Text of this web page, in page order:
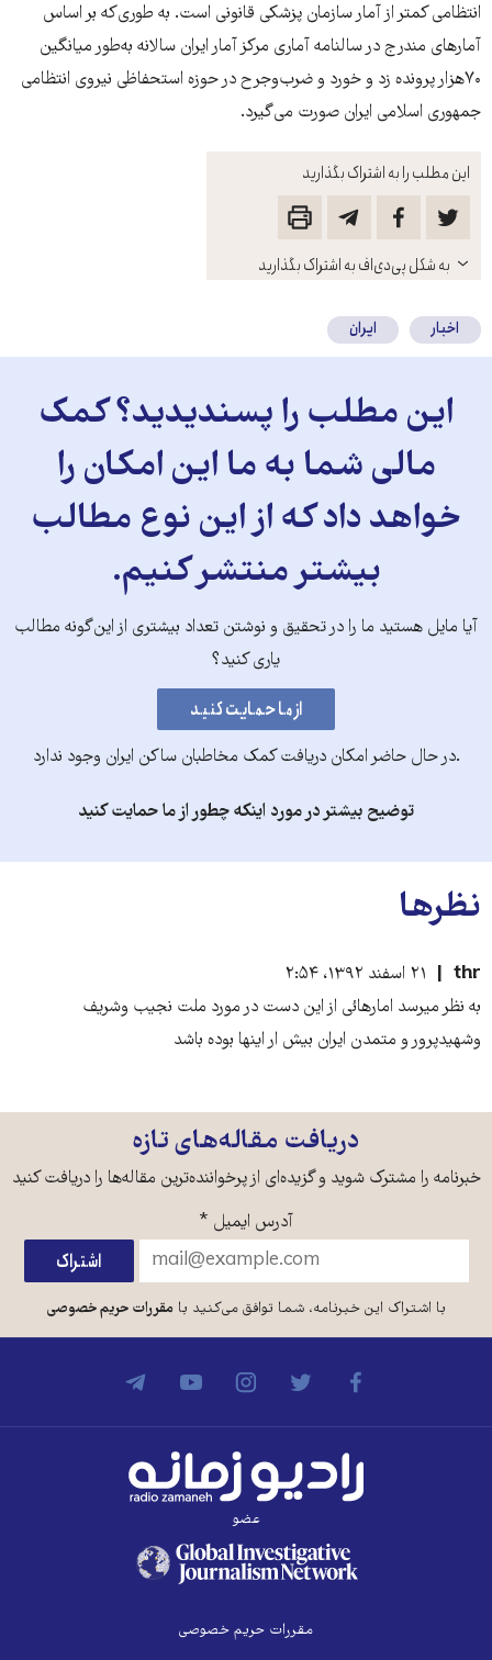
این مطلب را به اشتراک بگذارید
باز
کنید
به شکل پی‌دی‌اف به اشتراک بگذارید
انتظامی کمتر از آمار سازمان پزشکی ‌قانونی است. به طوری‌که بر اساس
آمار‌های مندرج در سالنامه آماری مرکز آمار ایران سالانه به‌طور میانگین
۷۰هزار پرونده زد و خورد و ضرب‌وجرح در حوزه استحفاظی نیروی انتظامی
جمهوری اسلامی ایران صورت می‌گیرد.
اخبار ایران
این مطلب را پسندیدید؟ کمک
مالی شما به ما این امکان را
خواهد داد که از این نوع مطالب
بیشتر منتشر کنیم.
آیا مایل هستید ما را در تحقیق و نوشتن تعداد بیشتری از این‌گونه مطالب
یاری کنید؟
.در حال حاضر امکان دریافت کمک مخاطبان ساکن ایران وجود ندارد
توضیح بیشتر در مورد اینکه چطور از ما حمایت کنید
نظرها
thr
۲۱ اسفند ۱۳۹۲، ۲:۵۴
به نظر میرسد امارهائی از این دست در مورد ملت نجیب وشریف
وشهیدپرور و متمدن ایران بیش ار اینها بوده باشد
دریافت مقاله‌های تازه
خبرنامه را مشترک شوید و گزیده‌ای از پرخواننده‌ترین مقاله‌ها را دریافت کنید
آدرس ایمیل *
با اشتراک این خبرنامه، شما توافق می‌کنید بامقررات حریم خصوصی
عضو
مقررات حریم خصوصی